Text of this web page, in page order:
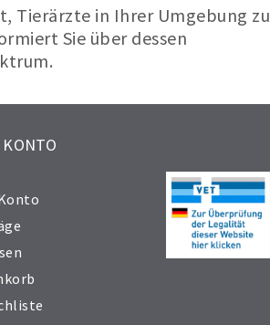
Tierärzte in Ihrer Umgebung zu
Sie über dessen